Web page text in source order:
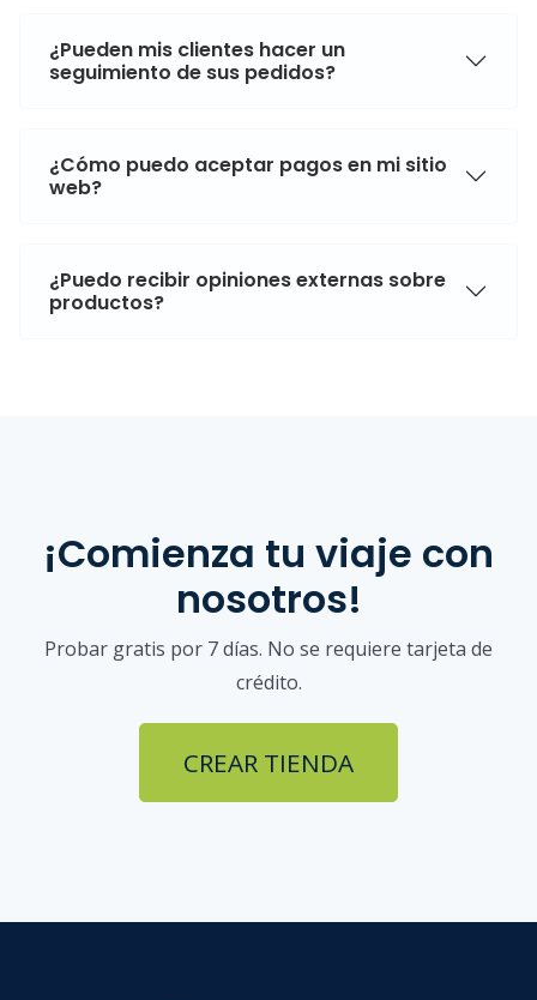
¿Pueden mis clientes hacer un
seguimiento de sus pedidos?
¿Cómo puedo aceptar pagos en mi sitio
web?
¿Puedo recibir opiniones externas sobre
productos?
¡Comienza tu viaje con
nosotros!
Probar gratis por 7 días. No se requiere tarjeta de
crédito.
CREAR TIENDA